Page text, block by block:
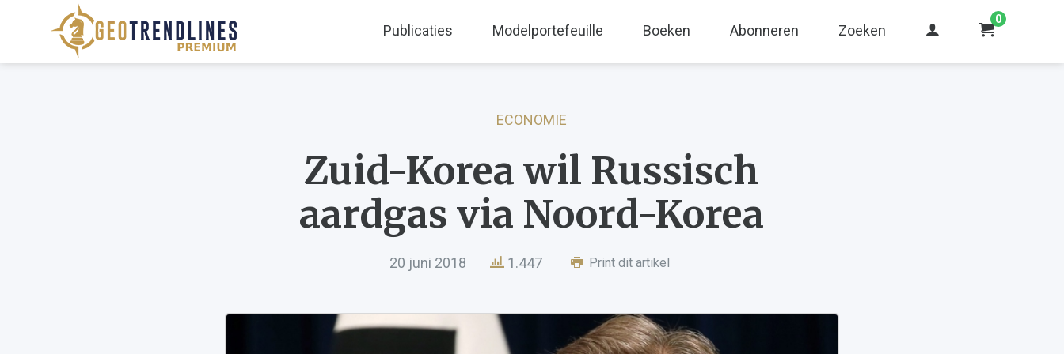
Publicaties Modelportefeuille Boeken Abonneren Zoeken
0
ECONOMIE
Zuid-Korea wil Russisch
aardgas via Noord-Korea
20 juni 2018 1.447 Print dit artikel